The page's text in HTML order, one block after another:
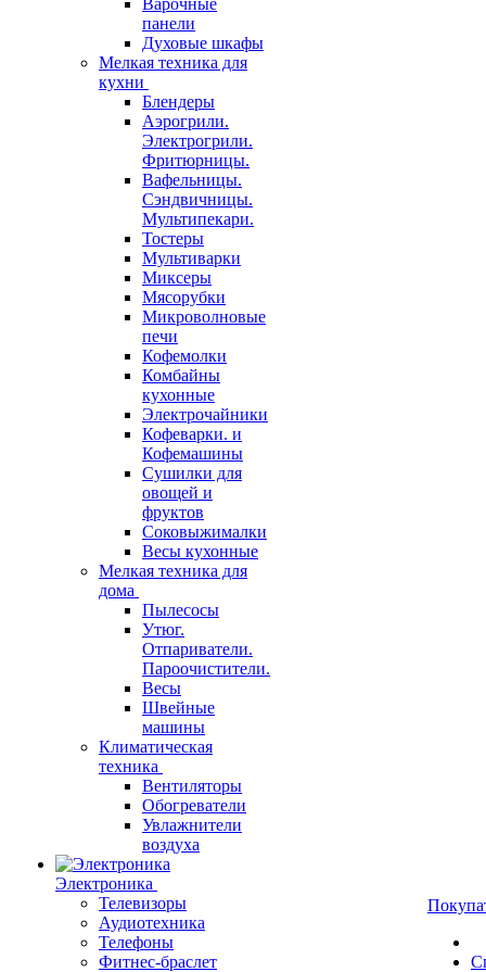
Варочные
панели
Духовые шкафы
Мелкая техника для
кухни
Блендеры
Аэрогрили.
Электрогрили.
Фритюрницы.
Вафельницы.
Сэндвичницы.
Мультипекари.
Тостеры
Мультиварки
Миксеры
Мясорубки
Микроволновые
печи
Кофемолки
Комбайны
кухонные
Электрочайники
Кофеварки. и
Кофемашины
Сушилки для
овощей и
фруктов
Соковыжималки
Весы кухонные
Мелкая техника для
дома
Пылесосы
Утюг.
Отпариватели.
Пароочистители.
Весы
Швейные
машины
Климатическая
техника
Вентиляторы
Обогреватели
Увлажнители
воздуха
Электроника
Телевизоры
Аудиотехника
Телефоны
Фитнес-браслет